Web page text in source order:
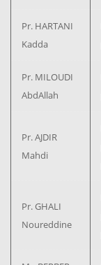
Pr. HARTANI
Kadda
Pr. MILOUDI
AbdAllah
Pr. AJDIR
Mahdi
Pr. GHALI
Noureddine